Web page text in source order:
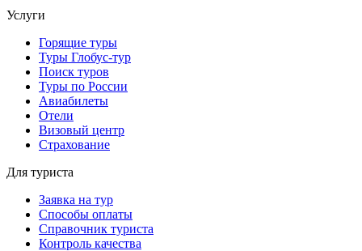
Услуги
Горящие туры
Туры Глобус-тур
Поиск туров
Туры по России
Авиабилеты
Отели
Визовый центр
Страхование
Для туриста
Заявка на тур
Способы оплаты
Справочник туриста
Контроль качества